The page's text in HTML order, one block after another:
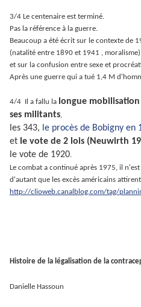
3/4 Le centenaire est terminé.
Pas la référence à la guerre.
Beaucoup a été écrit sur le contexte de
(natalité entre 1890 et 1941 , moralisme)
et sur la confusion entre sexe et
Après une guerre qui a tué 1,4 M
4/4 Il a fallu la longue
ses militants,
les 343, le procès de Bobigny en
et le vote de 2 lois (Neuwirth
le vote de 1920.
Le combat a continué après 1975, il
d'autant que les excès américains
http://clioweb.canalblog.com/tag/
Histoire de la légalisation de la
Danielle Hassoun